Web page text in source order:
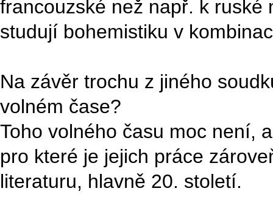
francouzské než např. k ruské
studují bohemistiku v
Na závěr trochu z jiného
volném čase?
Toho volného času moc není,
pro které je jejich práce
literaturu, hlavně 20. století.